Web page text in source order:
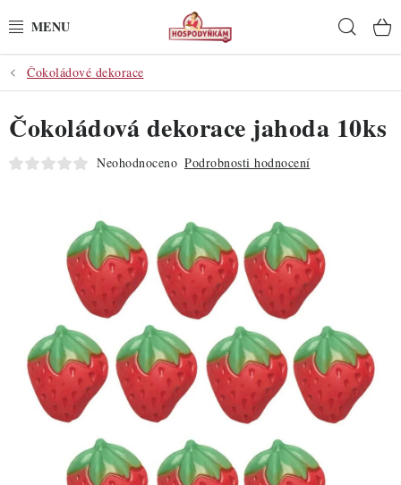
na
POTŘEBY
POMŮCKY
SUROVINY
PRO OSLAVY
DO KUCHYNĚ
POCHUTINY
ZDRAVÉ PEČENÍ
DÁRKOVÉ POUKAZY
Čokoládové dekorace
Čokoládová dekorace jahoda 10ks
Neohodnoceno Podrobnosti hodnocení